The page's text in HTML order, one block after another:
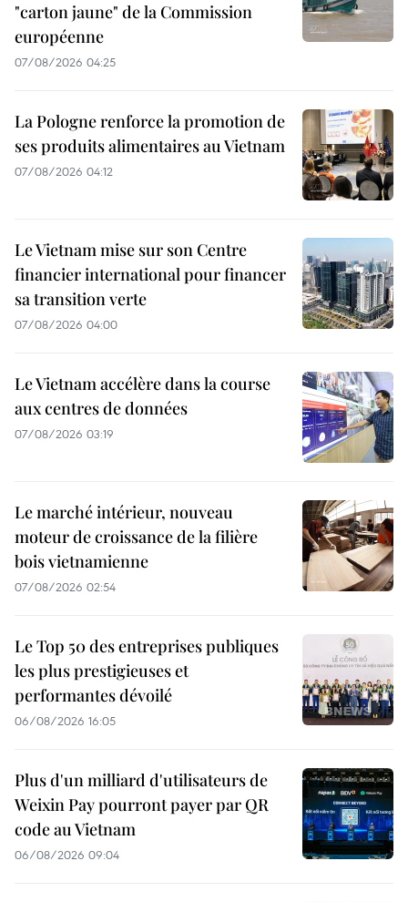
"carton jaune" de la Commission
européenne
07/08/2026 04:25
La Pologne renforce la promotion de
ses produits alimentaires au Vietnam
07/08/2026 04:12
Le Vietnam mise sur son Centre
financier international pour financer
sa transition verte
07/08/2026 04:00
Le Vietnam accélère dans la course
aux centres de données
07/08/2026 03:19
Le marché intérieur, nouveau
moteur de croissance de la filière
bois vietnamienne
07/08/2026 02:54
Le Top 50 des entreprises publiques
les plus prestigieuses et
performantes dévoilé
06/08/2026 16:05
Plus d'un milliard d'utilisateurs de
Weixin Pay pourront payer par QR
code au Vietnam
06/08/2026 09:04